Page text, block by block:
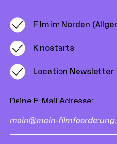
Film im Norden
Kinostarts
Location Newsletter
Deine E-Mail Adresse: